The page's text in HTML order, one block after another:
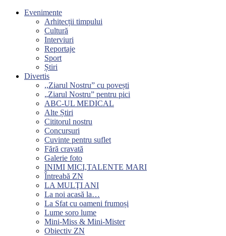
Evenimente
Arhitecții timpului
Cultură
Interviuri
Reportaje
Sport
Știri
Divertis
,,Ziarul Nostru” cu povești
„Ziarul Nostru” pentru pici
ABC-UL MEDICAL
Alte Știri
Cititorul nostru
Concursuri
Cuvinte pentru suflet
Fără cravată
Galerie foto
INIMI MICI,TALENTE MARI
Întreabă ZN
LA MULŢI ANI
La noi acasă la…
La Sfat cu oameni frumoși
Lume soro lume
Mini-Miss & Mini-Mister
Obiectiv ZN